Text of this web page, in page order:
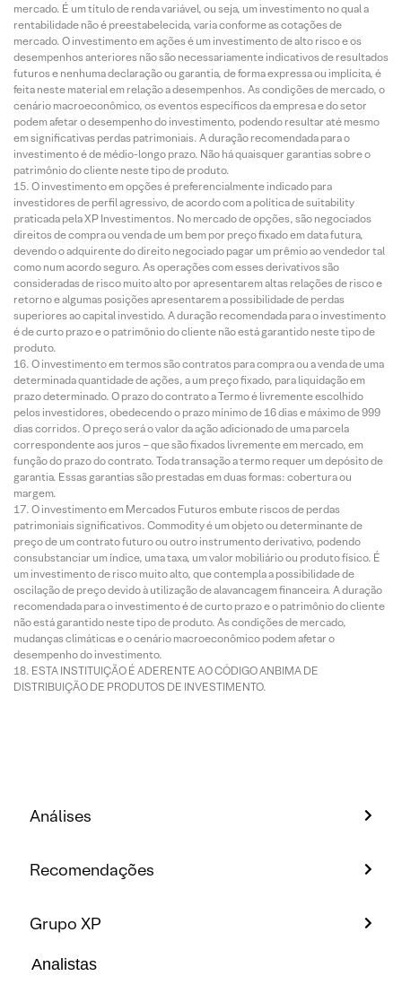
mercado. É um título de renda variável, ou seja, um investimento no qual a
rentabilidade não é preestabelecida, varia conforme as cotações de
mercado. O investimento em ações é um investimento de alto risco e os
desempenhos anteriores não são necessariamente indicativos de resultados
futuros e nenhuma declaração ou garantia, de forma expressa ou implícita, é
feita neste material em relação a desempenhos. As condições de mercado, o
cenário macroeconômico, os eventos específicos da empresa e do setor
podem afetar o desempenho do investimento, podendo resultar até mesmo
em significativas perdas patrimoniais. A duração recomendada para o
investimento é de médio-longo prazo. Não há quaisquer garantias sobre o
patrimônio do cliente neste tipo de produto.
O investimento em opções é preferencialmente indicado para
investidores de perfil agressivo, de acordo com a política de suitability
praticada pela XP Investimentos. No mercado de opções, são negociados
direitos de compra ou venda de um bem por preço fixado em data futura,
devendo o adquirente do direito negociado pagar um prêmio ao vendedor tal
como num acordo seguro. As operações com esses derivativos são
consideradas de risco muito alto por apresentarem altas relações de risco e
retorno e algumas posições apresentarem a possibilidade de perdas
superiores ao capital investido. A duração recomendada para o investimento
é de curto prazo e o patrimônio do cliente não está garantido neste tipo de
produto.
O investimento em termos são contratos para compra ou a venda de uma
determinada quantidade de ações, a um preço fixado, para liquidação em
prazo determinado. O prazo do contrato a Termo é livremente escolhido
pelos investidores, obedecendo o prazo mínimo de 16 dias e máximo de 999
dias corridos. O preço será o valor da ação adicionado de uma parcela
correspondente aos juros – que são fixados livremente em mercado, em
função do prazo do contrato. Toda transação a termo requer um depósito de
garantia. Essas garantias são prestadas em duas formas: cobertura ou
margem.
O investimento em Mercados Futuros embute riscos de perdas
patrimoniais significativos. Commodity é um objeto ou determinante de
preço de um contrato futuro ou outro instrumento derivativo, podendo
consubstanciar um índice, uma taxa, um valor mobiliário ou produto físico. É
um investimento de risco muito alto, que contempla a possibilidade de
oscilação de preço devido à utilização de alavancagem financeira. A duração
recomendada para o investimento é de curto prazo e o patrimônio do cliente
não está garantido neste tipo de produto. As condições de mercado,
mudanças climáticas e o cenário macroeconômico podem afetar o
desempenho do investimento.
ESTA INSTITUIÇÃO É ADERENTE AO CÓDIGO ANBIMA DE
DISTRIBUIÇÃO DE PRODUTOS DE INVESTIMENTO.
Análises
Recomendações
Grupo XP
Analistas